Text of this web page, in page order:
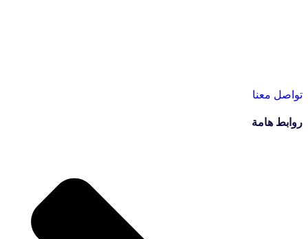
تواصل معنا
روابط هامة